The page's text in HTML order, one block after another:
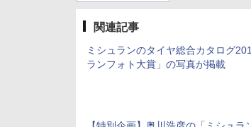
関連記事
ミシュランのタイヤ総合カタログ
ランフォト大賞」の写真が掲載